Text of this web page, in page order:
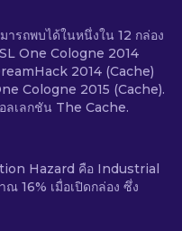
รถพบได้ในหนึ่งใน 12 กล่อง
One Cologne 2014
2014 (Cache)
Cologne 2015 (Cache).
ลเลกชัน The Cache.
Hazard คือ Industrial
16% เมื่อเปิดกล่อง ซึ่ง